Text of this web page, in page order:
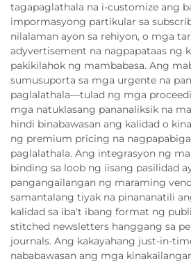
tagapaglathala na i-customize ang
impormasyong partikular sa
nilalaman ayon sa rehiyon, o mga
adyvertisement na nagpapataas ng
pakikilahok ng mambabasa. Ang
sumusuporta sa mga urgente na
paglalathala—tulad ng mga
mga natuklasang pananaliksik na
hindi binabawasan ang kalidad o
ng premium pricing na
paglalathala. Ang integrasyon ng
binding sa loob ng iisang pasilidad
pangangailangan ng maraming
samantalang tiyak na pinananatili
kalidad sa iba't ibang format ng
stitched newsletters hanggang sa
journals. Ang kakayahang just-in-
nababawasan ang mga